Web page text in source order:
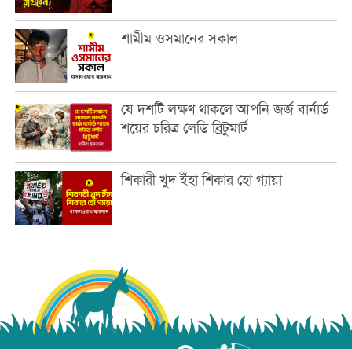
শামীম ওসমানের সকাল
যে দশটি লক্ষণ থাকলে আপনি জর্জ বার্নার্ড
শয়ের চরিত্র লেডি ব্রিটুমার্ট
শিকারী খুদ ইঁহা শিকার হো গ্যায়া